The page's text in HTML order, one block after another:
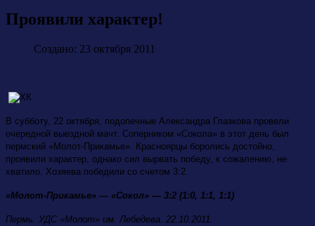
Проявили характер!
Создано: 23 октября 2011
В субботу, 22 октября, подопечные Александра Глазкова провели
очередной выездной мачт. Соперником «Сокола» в этот день был
пермский «Молот-Прикамье». Красноярцы боролись достойно,
проявили характер, однако сил вырвать победу, к сожалению, не
хватило. Хозяева победили со счетом 3:2.
«Молот-Прикамье» — «Сокол» — 3:2 (1:0, 1:1, 1:1)
Пермь. УДС «Молот» им. Лебедева. 22.10.2011.